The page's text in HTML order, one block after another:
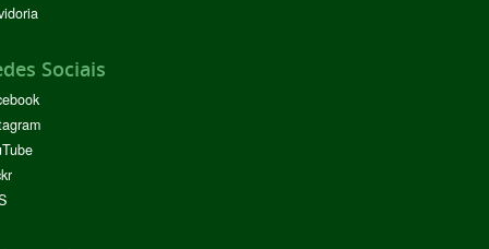
Sociais